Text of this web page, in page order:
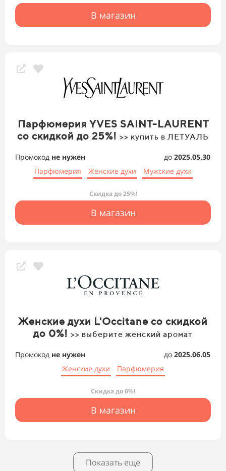
В магазин
Парфюмерия YVES SAINT-LAURENT
со скидкой до 25%! >> купить в ЛЕТУАЛЬ
Промокод не нужен до 2025.05.30
Парфюмерия
Женские духи Мужские духи
Скидка до 25%!
В магазин
Женские духи L'Occitane со скидкой
до 0%! >> выберите женский аромат
Промокод не нужен до 2025.06.05
Женские духи
Парфюмерия
Скидка до 0%!
В магазин
Показать еще